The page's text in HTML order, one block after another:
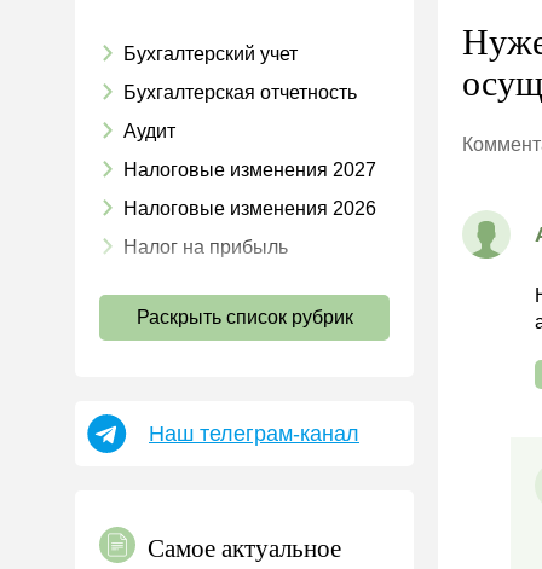
Бухгалтерский учет
Бухгалтерская отчетность
Аудит
Налоговые изменения 2027
Налоговые изменения 2026
Налог на прибыль
Страховые взносы 2026
УСН
Земельный налог
Раскрыть список рубрик
Наш телеграм-канал
Самое актуальное